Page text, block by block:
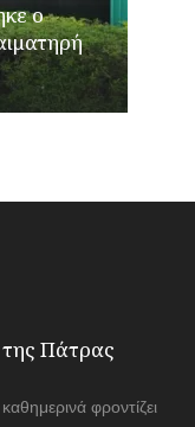
ο
Πάτρας
φροντίζει